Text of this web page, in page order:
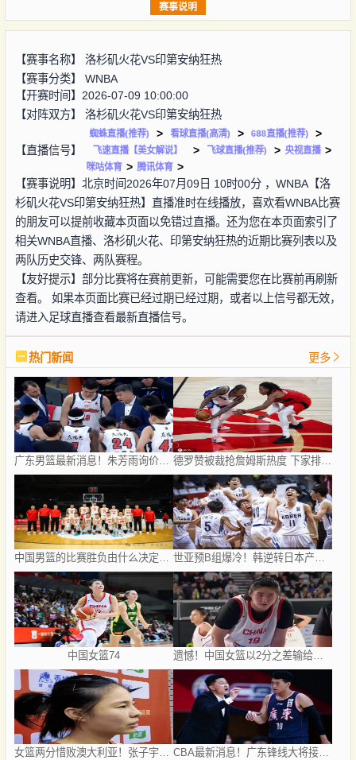
赛事说明
【赛事名称】 洛杉矶火花VS印第安纳狂热
【赛事分类】 WNBA
【开赛时间】2026-07-09 10:00:00
【对阵双方】 洛杉矶火花VS印第安纳狂热
【直播信号】
蜘蛛直播(推荐) > 看球直播(高清) > 688直播(推荐) >
飞速直播【美女解说】 > 飞球直播(推荐) > 央视直播 >
咪咕体育 > 腾讯体育 >
【赛事说明】北京时间2026年07月09日 10时00分 ，WNBA【洛
杉矶火花VS印第安纳狂热】直播准时在线播放，喜欢看WNBA比赛
的朋友可以提前收藏本页面以免错过直播。还为您在本页面索引了
相关WNBA直播、洛杉矶火花、印第安纳狂热的近期比赛列表以及
两队历史交锋、两队赛程。
【友好提示】部分比赛将在赛前更新，可能需要您在比赛前再刷新
查看。 如果本页面比赛已经过期已经过期，或者以上信号都无效，
请进入足球直播查看最新直播信号。
热门新闻 更多
中国男篮的比赛胜负由什么决定？下一阶段如何选人? 世亚预B组爆冷！韩逆转日本产生3大意外+2事实 中国男篮成最大赢家
中国女篮74
女篮两分惜败澳大利亚！张子宇7投全中砍17分，王思雨把控攻防组织，双将出手百发百中 CBA最新消息！广东锋线大将接近加盟山东，上海追逐胡金秋，杨瀚森离开国家队